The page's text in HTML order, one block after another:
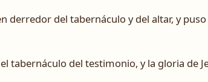
derredor del tabernáculo y del altar, y
tabernáculo del testimonio, y la gloria de